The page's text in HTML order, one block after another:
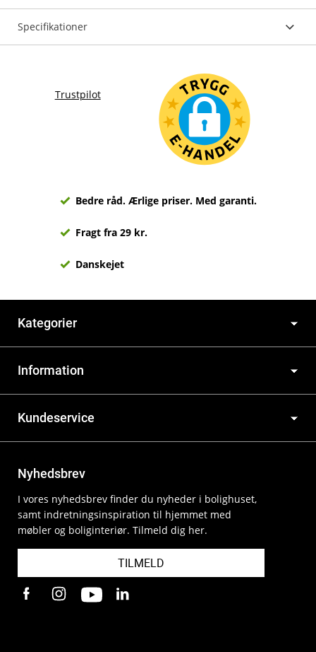
Specifikationer
Trustpilot
Bedre råd. Ærlige priser. Med garanti.
Fragt fra 29 kr.
Danskejet
Kategorier
Information
Kundeservice
Nyhedsbrev
I vores nyhedsbrev finder du nyheder i bolighuset,
samt indretningsinspiration til hjemmet med
møbler og boliginteriør. Tilmeld dig her.
TILMELD